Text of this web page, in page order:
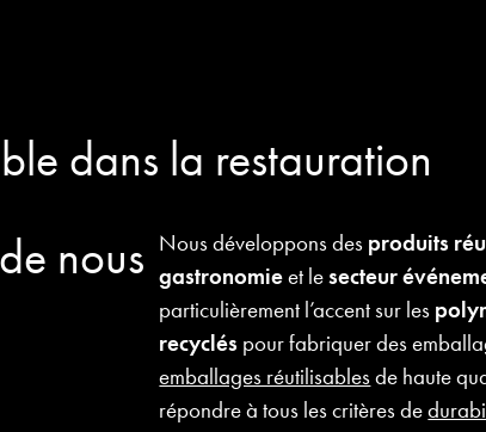
dans la restauration
nous Nous développons des produits
gastronomieet lesecteur
particulièrement l’accent sur les
recyclés pour fabriquer des
emballages réutilisablesde haute
répondre à tous les critères de